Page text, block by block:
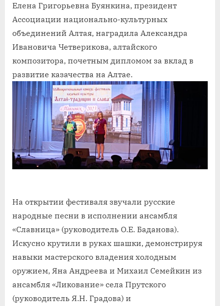
Елена Григорьевна Буянкина, президент
Ассоциации национально-культурных
объединений Алтая, наградила Александра
Ивановича Четверикова, алтайского
композитора, почетным дипломом за вклад в
развитие казачества на Алтае.
На открытии фестиваля звучали русские
народные песни в исполнении ансамбля
«Славница» (руководитель О.Е. Баданова).
Искусно крутили в руках шашки, демонстрируя
навыки мастерского владения холодным
оружием, Яна Андреева и Михаил Семейкин из
ансамбля «Ликование» села Прутского
(руководитель Я.Н. Градова) и